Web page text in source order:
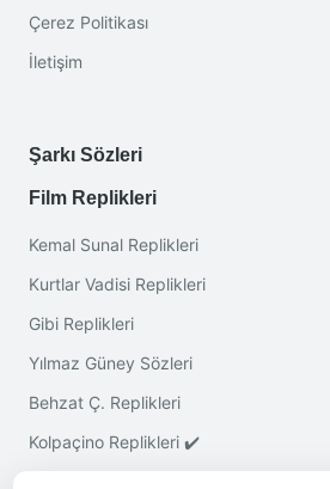
Çerez Politikası
İletişim
Şarkı Sözleri
Film Replikleri
Kemal Sunal Replikleri
Kurtlar Vadisi Replikleri
Gibi Replikleri
Yılmaz Güney Sözleri
Behzat Ç. Replikleri
Kolpaçino Replikleri ✔️